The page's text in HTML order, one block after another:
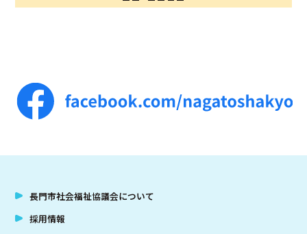
アクセス
長門市社会福祉協議会について
採用情報